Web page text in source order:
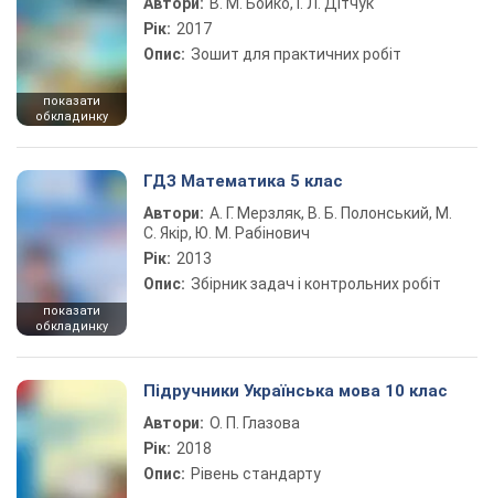
показати
обкладинку
Рік: 2017
Опис: Зошит для практичних робіт
показати
обкладинку
ГДЗ Математика 5 клас
Автори: А. Г. Мерзляк, В. Б. Полонський, М.
С. Якір, Ю. М. Рабінович
Рік: 2013
Опис: Збірник задач і контрольних робіт
Підручники Українська мова 10 клас
Автори: О. П. Глазова
Рік: 2018
Опис: Рівень стандарту